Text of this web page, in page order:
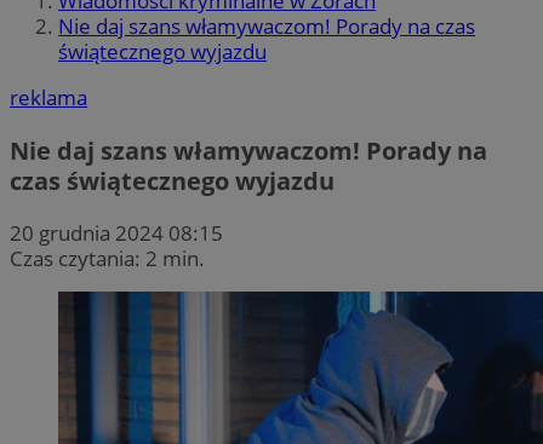
Nie daj szans włamywaczom! Porady na czas
świątecznego wyjazdu
reklama
Nie daj szans włamywaczom! Porady na
czas świątecznego wyjazdu
20 grudnia 2024 08:15
Czas czytania: 2 min.